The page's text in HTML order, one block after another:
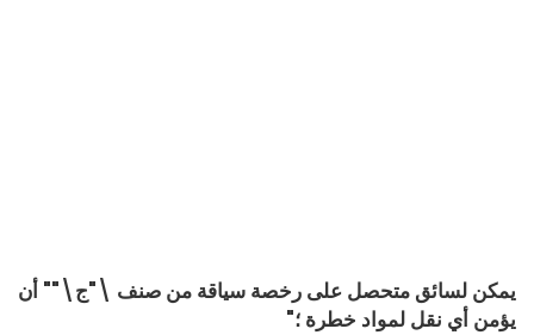
يمكن لسائق متحصل على رخصة سياقة من صنف \"ج\"" أن
يؤمن أي نقل لمواد خطرة ؛"